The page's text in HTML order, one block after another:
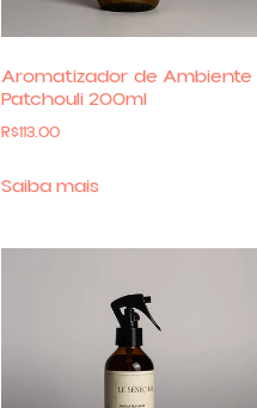
Aromatizador de Ambiente
Patchouli 200ml
R$113.00
Saiba mais